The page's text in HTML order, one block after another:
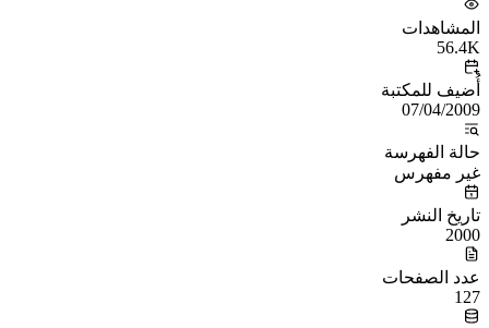
المشاهدات
56.4K
أُضيف للمكتبة
07/04/2009
حالة الفهرسة
غير مفهرس
تاريخ النشر
2000
عدد الصفحات
127